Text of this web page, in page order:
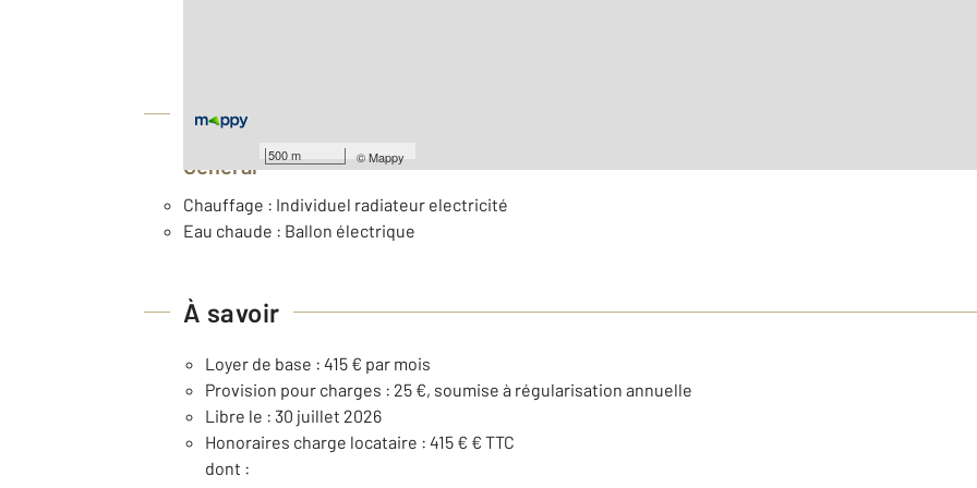
500 m ©Mappy
Équipements
Général
Chauffage : Individuel radiateur electricité
Eau chaude : Ballon électrique
À savoir
Loyer de base : 415 € par mois
Provision pour charges : 25 €, soumise à régularisation annuelle
Libre le : 30 juillet 2026
Honoraires charge locataire : 415 € € TTC
dont :